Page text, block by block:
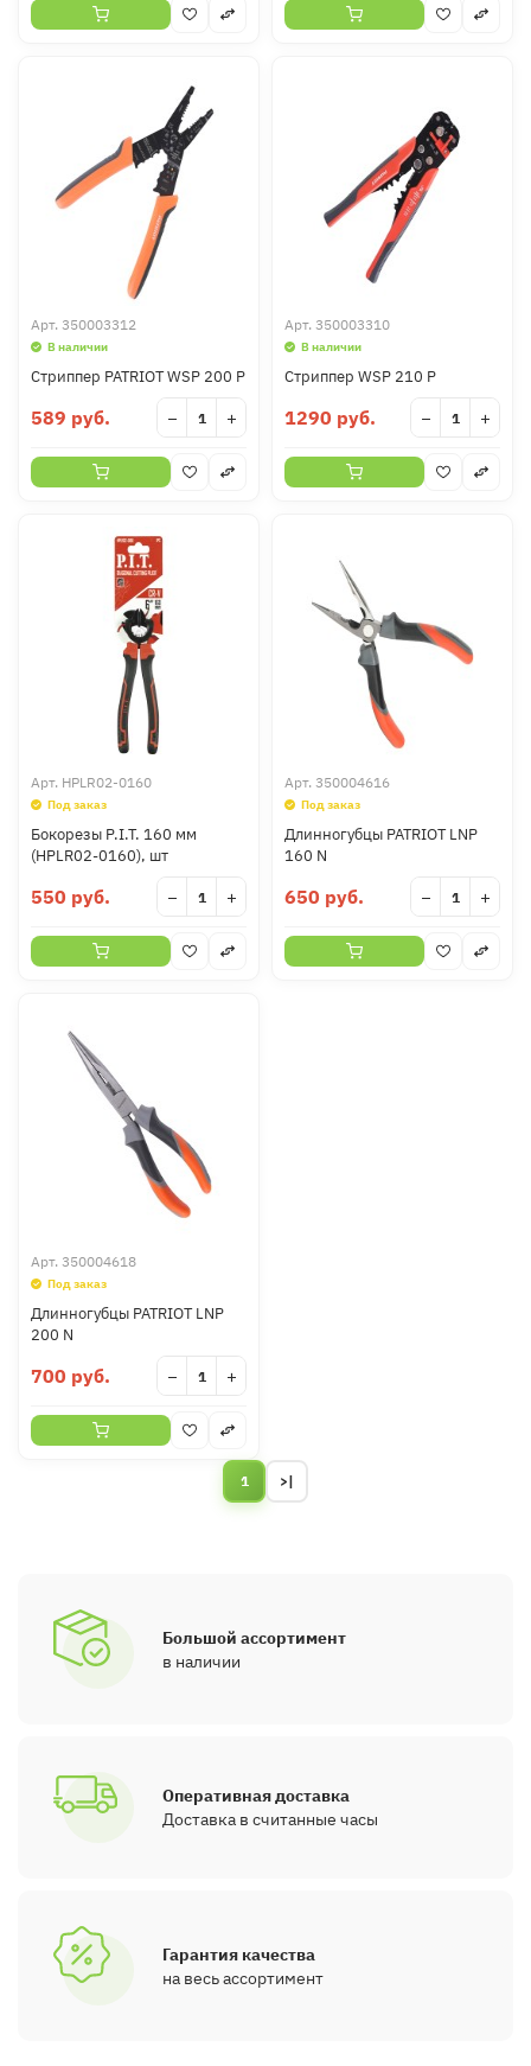
Арт. 350003312
В наличии
Стриппер PATRIOT WSP 200 P
589 руб. − +
Арт. 350003310
В наличии
Стриппер WSP 210 P
1290 руб. − +
Арт. HPLR02-0160
Под заказ
Бокорезы P.I.T. 160 мм
(HPLR02-0160), шт
550 руб. − +
Арт. 350004616
Под заказ
Длинногубцы PATRIOT LNP
160 N
650 руб. − +
Арт. 350004618
Под заказ
Длинногубцы PATRIOT LNP
200 N
700 руб. − +
1 >|
Большой ассортимент
в наличии
Оперативная доставка
Доставка в считанные часы
Гарантия качества
на весь ассортимент